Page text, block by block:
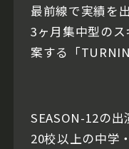
最前線で実績を
3ヶ月集中型の
案する「
SEASON-12の
20校以上の中学